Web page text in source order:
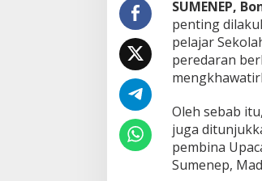
t
i
n
g
K
p
o
l
e
SUMENEP,
penting
pelajar
peredaran
Oleh sebab
juga
pembina
Sumenep,